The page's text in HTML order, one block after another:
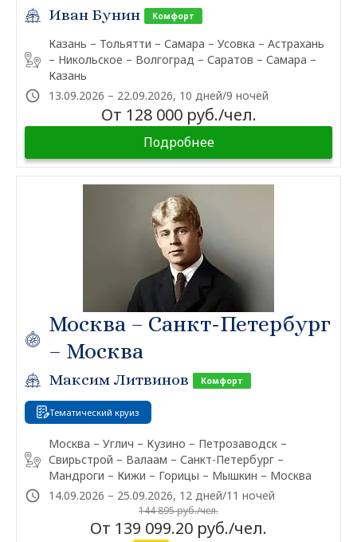
Иван Бунин Комфорт
Казань – Тольятти – Самара – Усовка – Астрахань
– Никольское – Волгоград – Саратов – Самара –
Казань
13.09.2026 – 22.09.2026, 10 дней/9 ночей
От 128 000 руб./чел.
Подробнее
Москва – Санкт-Петербург
– Москва
Максим Литвинов Комфорт
Тематический круиз
Москва – Углич – Кузино – Петрозаводск –
Свирьстрой – Валаам – Санкт-Петербург –
Мандроги – Кижи – Горицы – Мышкин – Москва
14.09.2026 – 25.09.2026, 12 дней/11 ночей
144 895 руб./чел.
От 139 099.20 руб./чел.